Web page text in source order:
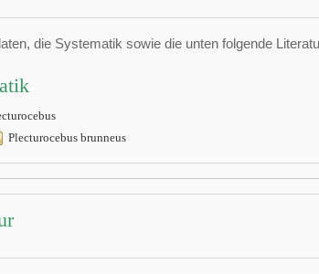
die Systematik sowie die unten folgende
Plecturocebus brunneus